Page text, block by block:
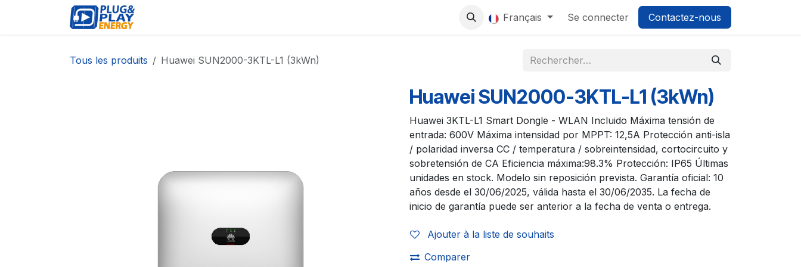
Se rendre au contenu
TRAVAILLEZ AVEC NOUS 0
Français Se connecter Contactez-nous
Tous les produits Huawei SUN2000-3KTL-L1 (3kWn)
Huawei SUN2000-3KTL-L1 (3kWn)
Huawei 3KTL-L1 Smart Dongle - WLAN Incluido Máxima tensión de
entrada: 600V Máxima intensidad por MPPT: 12,5A Protección anti-isla
/ polaridad inversa CC / temperatura / sobreintensidad, cortocircuito y
sobretensión de CA Eficiencia máxima:98.3% Protección: IP65 Últimas
unidades en stock. Modelo sin reposición prevista. Garantía oficial: 10
años desde el 30/06/2025, válida hasta el 30/06/2035. La fecha de
inicio de garantía puede ser anterior a la fecha de venta o entrega.
Ajouter à la liste de souhaits
Comparer